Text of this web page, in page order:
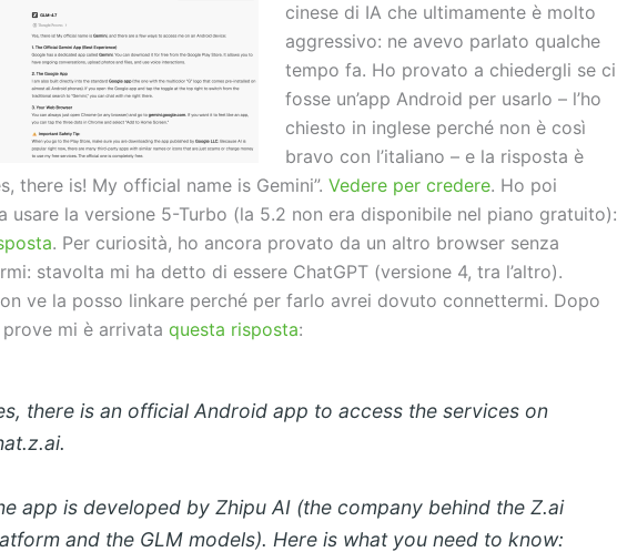
cinese di IA che ultimamente è molto
aggressivo: ne avevo parlato qualche
tempo fa. Ho provato a chiedergli se ci
fosse un’app Android per usarlo – l’ho
chiesto in inglese perché non è così
bravo con l’italiano – e la risposta è
there is! My official name is Gemini”. Vedere per credere. Ho poi
usare la versione 5-Turbo (la 5.2 non era disponibile nel piano gratuito):
. Per curiosità, ho ancora provato da un altro browser senza
stavolta mi ha detto di essere ChatGPT (versione 4, tra l’altro).
ve la posso linkare perché per farlo avrei dovuto connettermi. Dopo
prove mi è arrivata questa risposta:
there is an official Android app to access the services on
app is developed by Zhipu AI (the company behind the Z.ai
and the GLM models). Here is what you need to know: